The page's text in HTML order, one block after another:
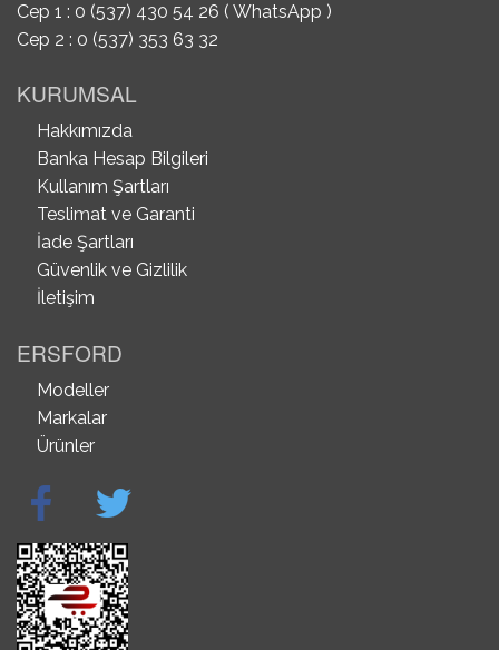
Cep 1 : 0 (537) 430 54 26 ( WhatsApp )
Cep 2 : 0 (537) 353 63 32
KURUMSAL
Hakkımızda
Banka Hesap Bilgileri
Kullanım Şartları
Teslimat ve Garanti
İade Şartları
Güvenlik ve Gizlilik
İletişim
ERSFORD
Modeller
Markalar
Ürünler